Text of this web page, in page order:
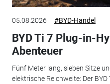
05.08.2026 #BYD-Handel
BYD Ti 7 Plug-in-
Abenteuer
Fünf Meter lang, sieben Sitze
elektrische Reichweite: Der